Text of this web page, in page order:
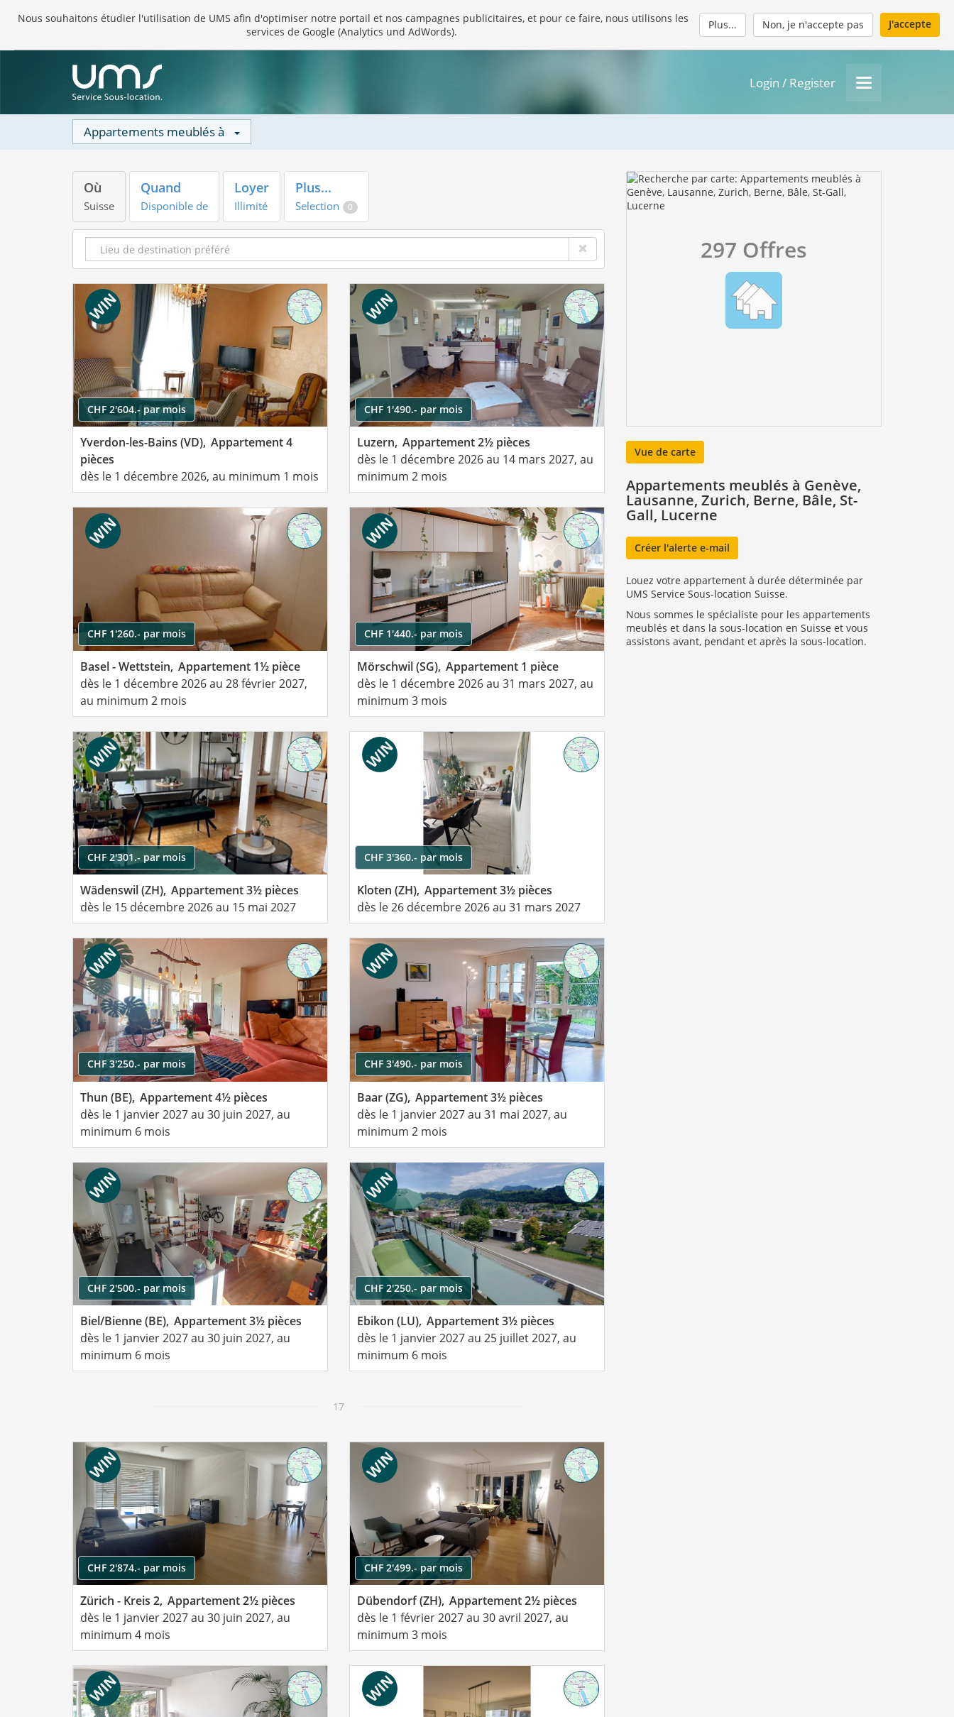
Nous souhaitons étudier l'utilisation de UMS afin d'optimiser notre portail et nos campagnes publicitaires, et pour ce faire, nous utilisons les
services de Google (Analytics und AdWords).
Plus... Non, je n'accepte pas J'accepte
Login / Register
Appartements meublés à
Où
Suisse
Quand
Disponible de
Loyer
Illimité
Plus...
Selection 0
CHF 2'604.- par mois
Yverdon-les-Bains (VD), Appartement 4
pièces
dès le 1 décembre 2026, au minimum 1 mois
CHF 1'490.- par mois
Luzern, Appartement 2½ pièces
dès le 1 décembre 2026 au 14 mars 2027, au
minimum 2 mois
CHF 1'260.- par mois
Basel - Wettstein, Appartement 1½ pièce
dès le 1 décembre 2026 au 28 février 2027,
au minimum 2 mois
CHF 1'440.- par mois
Mörschwil (SG), Appartement 1 pièce
dès le 1 décembre 2026 au 31 mars 2027, au
minimum 3 mois
CHF 2'301.- par mois
Wädenswil (ZH), Appartement 3½ pièces
dès le 15 décembre 2026 au 15 mai 2027
CHF 3'360.- par mois
Kloten (ZH), Appartement 3½ pièces
dès le 26 décembre 2026 au 31 mars 2027
CHF 3'250.- par mois
Thun (BE), Appartement 4½ pièces
dès le 1 janvier 2027 au 30 juin 2027, au
minimum 6 mois
CHF 3'490.- par mois
Baar (ZG), Appartement 3½ pièces
dès le 1 janvier 2027 au 31 mai 2027, au
minimum 2 mois
CHF 2'500.- par mois
Biel/Bienne (BE), Appartement 3½ pièces
dès le 1 janvier 2027 au 30 juin 2027, au
minimum 6 mois
CHF 2'250.- par mois
Ebikon (LU), Appartement 3½ pièces
dès le 1 janvier 2027 au 25 juillet 2027, au
minimum 6 mois
17
CHF 2'874.- par mois
Zürich - Kreis 2, Appartement 2½ pièces
dès le 1 janvier 2027 au 30 juin 2027, au
minimum 4 mois
CHF 2'499.- par mois
Dübendorf (ZH), Appartement 2½ pièces
dès le 1 février 2027 au 30 avril 2027, au
minimum 3 mois
297 Offres
Vue de carte
Appartements meublés à Genève,
Lausanne, Zurich, Berne, Bâle, St-
Gall, Lucerne
Créer l'alerte e-mail
Louez votre appartement à durée déterminée par
UMS Service Sous-location Suisse.
Nous sommes le spécialiste pour les appartements
meublés et dans la sous-location en Suisse et vous
assistons avant, pendant et après la sous-location.